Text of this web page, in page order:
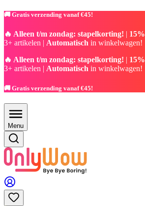
🚚 Gratis verzending vanaf €45!
🔥 Alleen t/m zondag: stapelkorting! | 15%
3+ artikelen | Automatisch in winkelwagen!
🔥 Alleen t/m zondag: stapelkorting! | 15%
3+ artikelen | Automatisch in winkelwagen!
🚚 Gratis verzending vanaf €45!
Menu